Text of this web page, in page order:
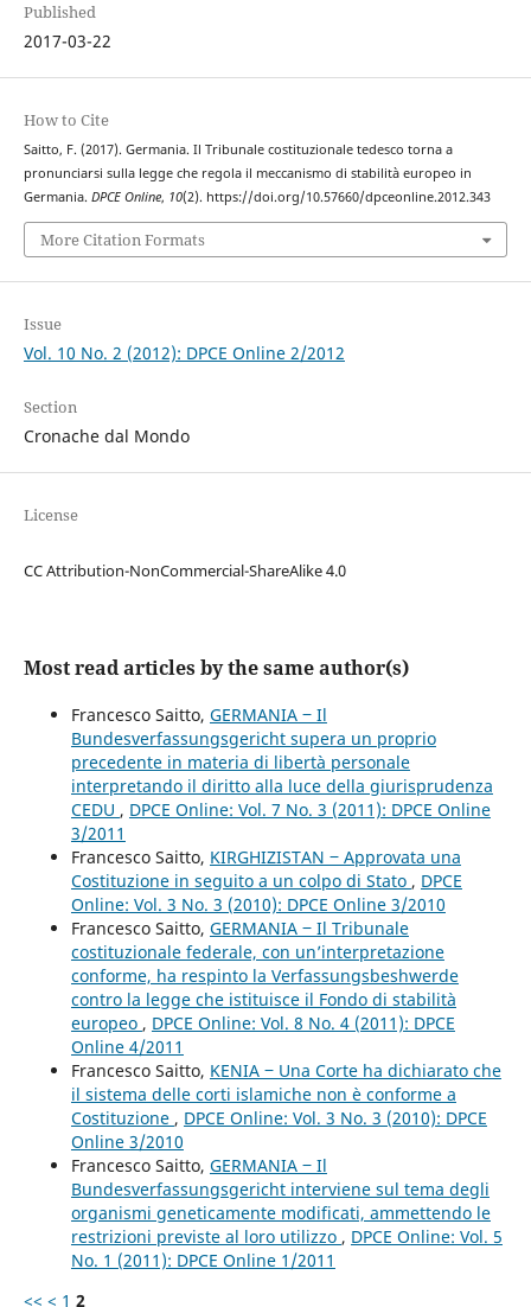
Published
2017-03-22
How to Cite
Saitto, F. (2017). Germania. Il Tribunale costituzionale tedesco torna a
pronunciarsi sulla legge che regola il meccanismo di stabilità europeo in
Germania. DPCE Online, 10(2). https://doi.org/10.57660/dpceonline.2012.343
More Citation Formats
Issue
Vol. 10 No. 2 (2012): DPCE Online 2/2012
Section
Cronache dal Mondo
License
CC Attribution-NonCommercial-ShareAlike 4.0
Most read articles by the same author(s)
Francesco Saitto, GERMANIA ‒ Il
Bundesverfassungsgericht supera un proprio
precedente in materia di libertà personale
interpretando il diritto alla luce della giurisprudenza
CEDU , DPCE Online: Vol. 7 No. 3 (2011): DPCE Online
3/2011
Francesco Saitto, KIRGHIZISTAN ‒ Approvata una
Costituzione in seguito a un colpo di Stato , DPCE
Online: Vol. 3 No. 3 (2010): DPCE Online 3/2010
Francesco Saitto, GERMANIA ‒ Il Tribunale
costituzionale federale, con un’interpretazione
conforme, ha respinto la Verfassungsbeshwerde
contro la legge che istituisce il Fondo di stabilità
europeo , DPCE Online: Vol. 8 No. 4 (2011): DPCE
Online 4/2011
Francesco Saitto, KENIA ‒ Una Corte ha dichiarato che
il sistema delle corti islamiche non è conforme a
Costituzione , DPCE Online: Vol. 3 No. 3 (2010): DPCE
Online 3/2010
Francesco Saitto, GERMANIA ‒ Il
Bundesverfassungsgericht interviene sul tema degli
organismi geneticamente modificati, ammettendo le
restrizioni previste al loro utilizzo , DPCE Online: Vol. 5
No. 1 (2011): DPCE Online 1/2011
<< < 1 2